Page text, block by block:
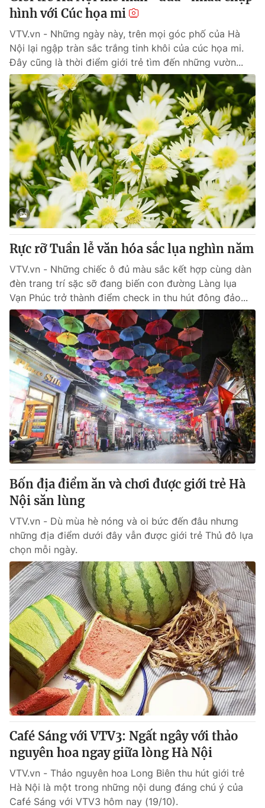
hình với Cúc họa mi
VTV.vn - Những ngày này, trên mọi góc phố của Hà
Nội lại ngập tràn sắc trắng tinh khôi của cúc họa mi.
Đây cũng là thời điểm giới trẻ tìm đến những vườn...
Rực rỡ Tuần lễ văn hóa sắc lụa nghìn năm
VTV.vn - Những chiếc ô đủ màu sắc kết hợp cùng dàn
đèn trang trí sặc sỡ đang biến con đường Làng lụa
Vạn Phúc trở thành điểm check in thu hút đông đảo...
Bốn địa điểm ăn và chơi được giới trẻ Hà
Nội săn lùng
VTV.vn - Dù mùa hè nóng và oi bức đến đâu nhưng
những địa điểm dưới đây vẫn được giới trẻ Thủ đô lựa
chọn mỗi ngày.
Café Sáng với VTV3: Ngất ngây với thảo
nguyên hoa ngay giữa lòng Hà Nội
VTV.vn - Thảo nguyên hoa Long Biên thu hút giới trẻ
Hà Nội là một trong những nội dung đáng chú ý của
Café Sáng với VTV3 hôm nay (19/10).